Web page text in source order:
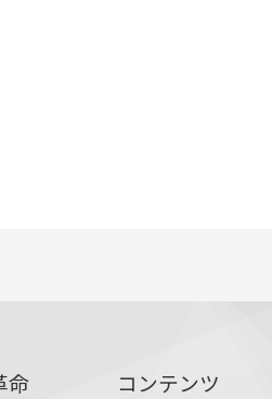
命 コンテンツ